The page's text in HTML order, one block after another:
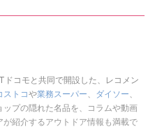
コモと共同で開設した、レコメン
ストコや業務スーパー、 ダイソー、
ップの隠れた名品を、コラムや動画
紹介するアウトドア情報も満載で